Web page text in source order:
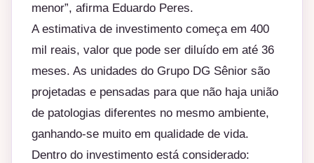
menor”, afirma Eduardo Peres.
A estimativa de investimento começa em 400
mil reais, valor que pode ser diluído em até 36
meses. As unidades do Grupo DG Sênior são
projetadas e pensadas para que não haja união
de patologias diferentes no mesmo ambiente,
ganhando-se muito em qualidade de vida.
Dentro do investimento está considerado: